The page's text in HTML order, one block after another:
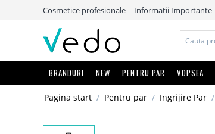
Cosmetice profesionale Informatii Importante
BRANDURI NEW PENTRU PAR VOPSEA
Pagina start / Pentru par / Ingrijire Par /